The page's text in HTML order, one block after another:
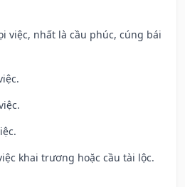
việc, nhất là cầu phúc, cúng bái
khai trương hoặc cầu tài lộc.